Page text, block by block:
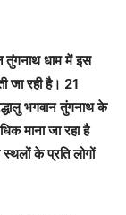
धाम में इस
जा रही है। 21
भगवान तुंगनाथ के
माना जा रहा है
के प्रति लोगों